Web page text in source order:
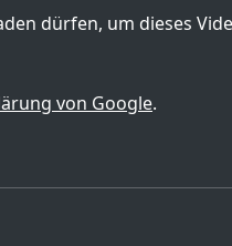
dürfen, um dieses
von Google.